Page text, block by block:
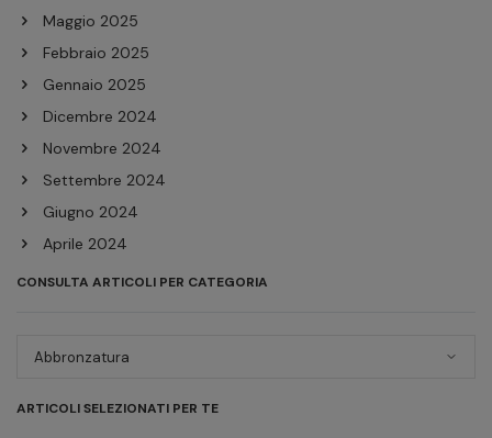
Maggio 2025
Febbraio 2025
Gennaio 2025
Dicembre 2024
Novembre 2024
Settembre 2024
Giugno 2024
Aprile 2024
Febbraio 2024
Giugno 2023
CONSULTA ARTICOLI PER CATEGORIA
Consulta
per
ARTICOLI SELEZIONATI PER TE